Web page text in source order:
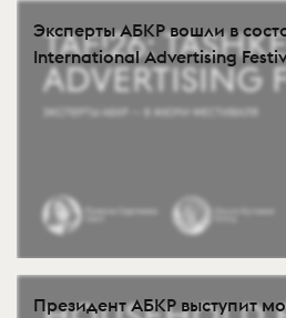
Эксперты АБКР вошли в
International Advertising
Президент АБКР выступит